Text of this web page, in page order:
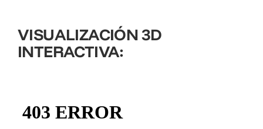
VISUALIZACIÓN 3D
INTERACTIVA: